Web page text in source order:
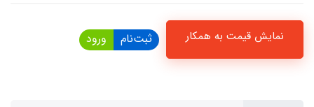
نمایش قیمت به همکار ثبت‌نام ورود